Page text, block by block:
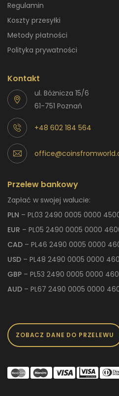
Regulamin
Koszty przesyłki
Metody płatności
Polityka prywatności
Kontakt
ul. Bóżnicza 15/6
61-751 Poznań
+48 602 184 564
Przelew bankowy
Zapłać w swojej walucie:
PLN – PL03 2490 0005 0000
EUR – PL05 2490 0005 0000
CAD – PL46 2490 0005 0000
USD – PL48 2490 0005 0000
GBP – PL53 2490 0005 0000 4600
AUD – PL67 2490 0005 0000
ZOBACZ DANE DO PRZELEWU